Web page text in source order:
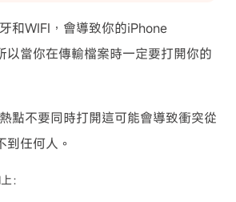
和WIFI，會導致你的iPhone
當你在傳輸檔案時一定要打開你的
點不要同時打開這可能會導致衝突從
任何人。
：